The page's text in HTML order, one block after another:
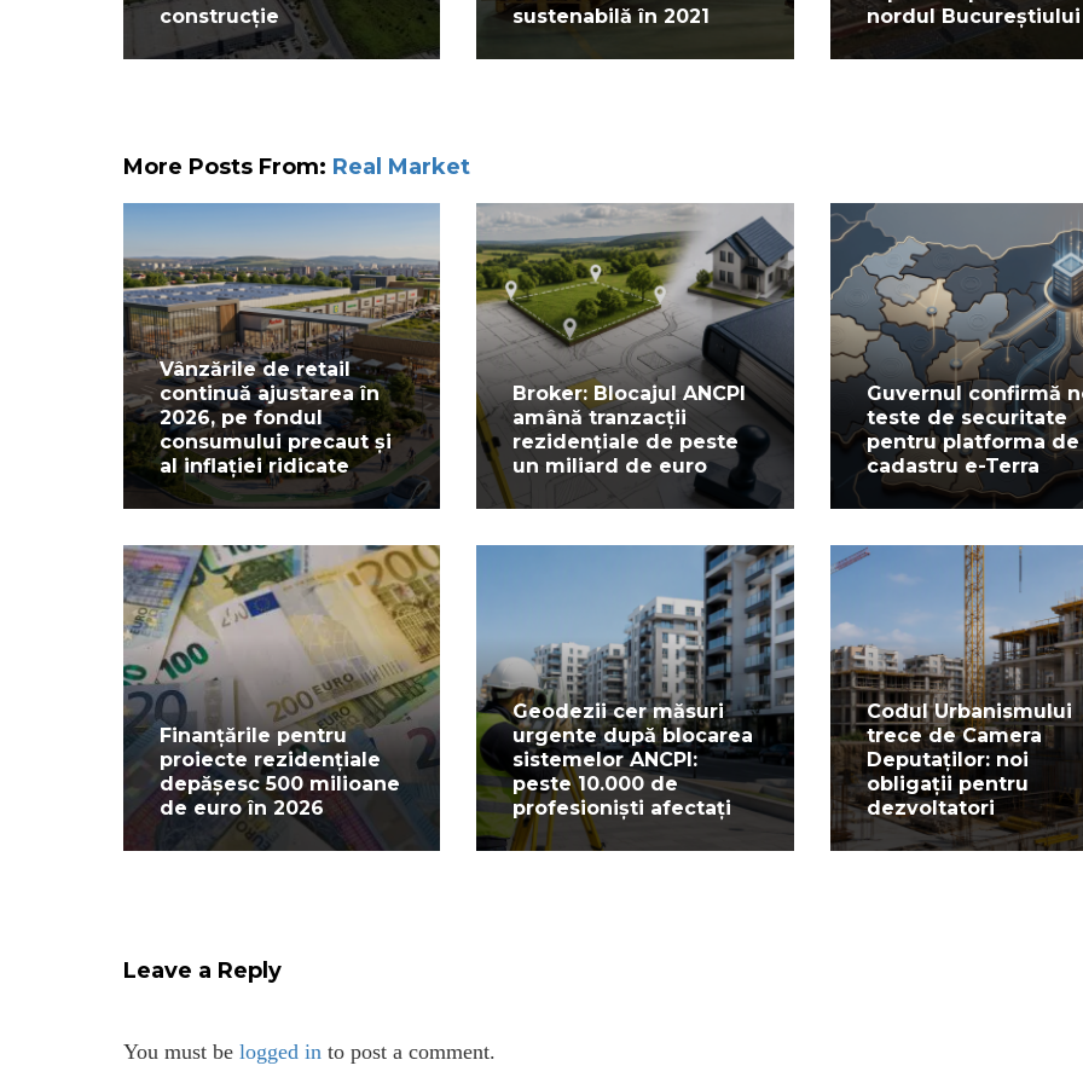
construcție
sustenabilă în 2021
nordul Bucureștiului
More Posts From: Real Market
Vânzările de retail
continuă ajustarea în
2026, pe fondul
consumului precaut și
al inflației ridicate
Broker: Blocajul ANCPI
amână tranzacții
rezidențiale de peste
un miliard de euro
Guvernul confirmă
teste de securitate
pentru platforma de
cadastru e-Terra
Finanțările pentru
proiecte rezidențiale
depășesc 500 milioane
de euro în 2026
Geodezii cer măsuri
urgente după blocarea
sistemelor ANCPI:
peste 10.000 de
profesioniști afectați
Codul Urbanismului
trece de Camera
Deputaților: noi
obligații pentru
dezvoltatori
Leave a Reply
You must be logged in to post a comment.